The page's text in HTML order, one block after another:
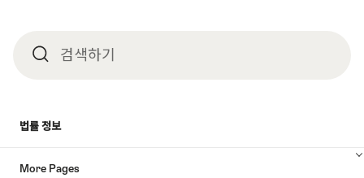
검 검색하기
법률 정보
More Pages